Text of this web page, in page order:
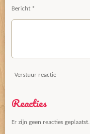
Bericht *
Verstuur reactie
Reacties
Er zijn geen reacties geplaatst.